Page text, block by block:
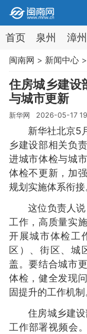
首页 泉州 漳州
闽南网 > 新闻中心>
住房城乡建设
与城市更新
新华网 2026-05-17
新华社北京5月
乡建设部相关负
进城市体检与城
体检不更新，加
规划实施体系衔接
这位负责人说
工作，高质量实
开展城市体检工
区）、街区、城
盖。要结合城市
体检，健全发现
固提升的工作机制
住房城乡建设
工作部署视频会